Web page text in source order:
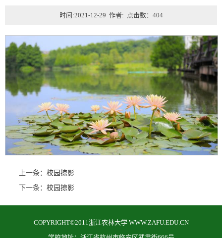
时间:2021-12-29 作者: 点击数： 404
上一条： 校园掠影
下一条： 校园掠影
COPYRIGHT©2011浙江农林大学 WWW.ZAFU.EDU.CN